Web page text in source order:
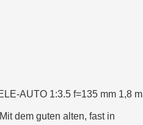
AUTO 1:3.5 f=135 mm 1,8 m
dem guten alten, fast in